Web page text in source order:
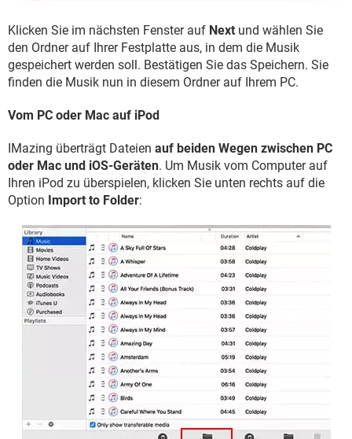
Klicken Sie im nächsten Fenster auf Next und wählen Sie
den Ordner auf Ihrer Festplatte aus, in dem die Musik
gespeichert werden soll. Bestätigen Sie das Speichern. Sie
finden die Musik nun in diesem Ordner auf Ihrem PC.
Vom PC oder Mac auf iPod
IMazing überträgt Dateien auf beiden Wegen zwischen PC
oder Mac und iOS-Geräten. Um Musik vom Computer auf
Ihren iPod zu überspielen, klicken Sie unten rechts auf die
Option Import to Folder: